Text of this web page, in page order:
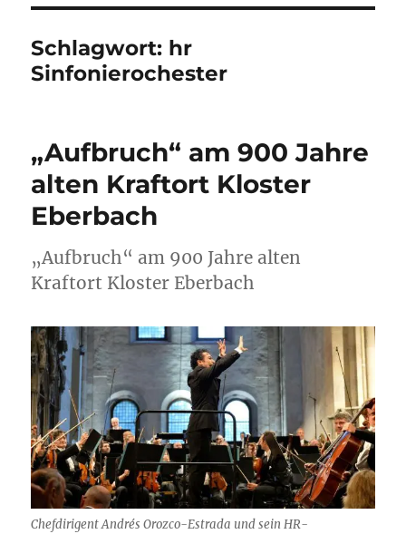
Schlagwort: hr
Sinfonierochester
„Aufbruch“ am 900 Jahre
alten Kraftort Kloster
Eberbach
„Aufbruch“ am 900 Jahre alten
Kraftort Kloster Eberbach
Chefdirigent Andrés Orozco-Estrada und sein HR-